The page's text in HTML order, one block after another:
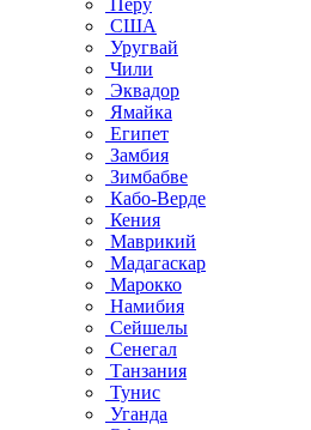
Перу
США
Уругвай
Чили
Эквадор
Ямайка
Египет
Замбия
Зимбабве
Кабо-Верде
Кения
Маврикий
Мадагаскар
Марокко
Намибия
Сейшелы
Сенегал
Танзания
Тунис
Уганда